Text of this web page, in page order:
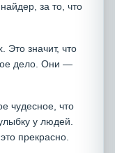
за то, что
Это значит, что
дело. Они —
чудесное, что
у людей.
прекрасно.